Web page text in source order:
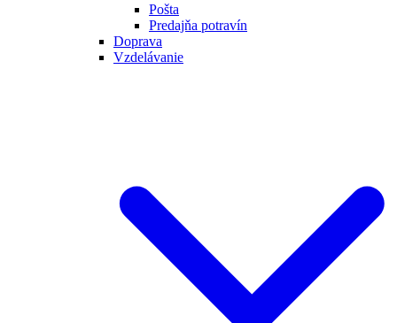
Pošta
Predajňa potravín
Doprava
Vzdelávanie